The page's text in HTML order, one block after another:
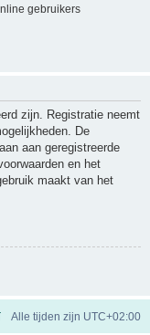
gebruikers
zijn. Registratie neemt
De
aan geregistreerde
en het
maakt van het
Alle tijden zijn UTC+02:00